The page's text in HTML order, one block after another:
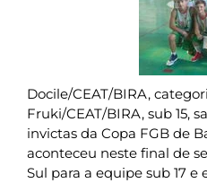
Docile/CEAT/BIRA,
Fruki/CEAT/BIRA, sub 15,
invictas da Copa FGB de
aconteceu neste final de
Sul para a equipe sub 17 e